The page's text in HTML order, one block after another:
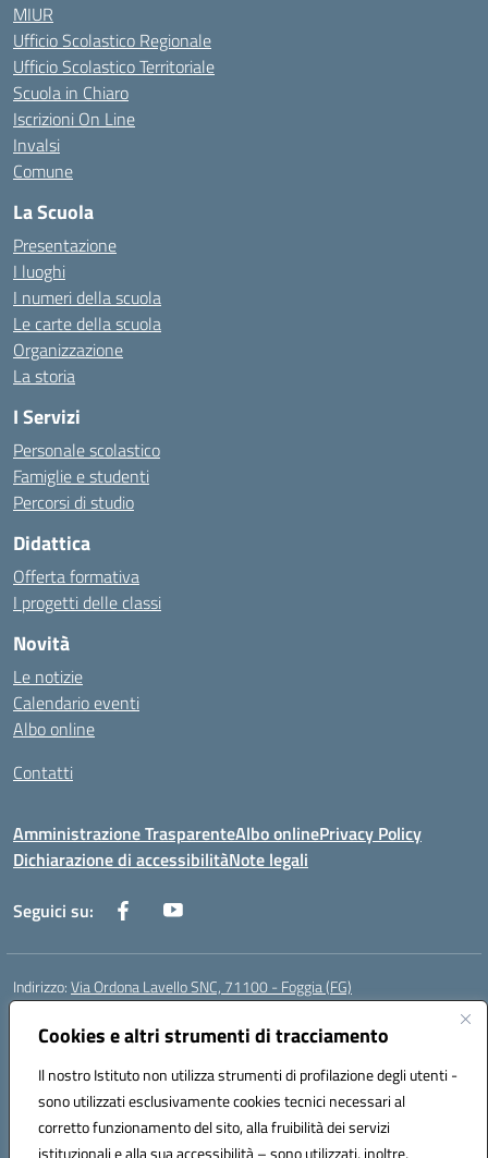
Cookies e altri strumenti di tracciamento
Il nostro Istituto non utilizza strumenti di profilazione degli utenti -
sono utilizzati esclusivamente cookies tecnici necessari al
corretto funzionamento del sito, alla fruibilità dei servizi
istituzionali e alla sua accessibilità – sono utilizzati, inoltre,
MIUR
Ufficio Scolastico Regionale
Ufficio Scolastico Territoriale
Scuola in Chiaro
Iscrizioni On Line
Invalsi
Comune
La Scuola
Presentazione
I luoghi
I numeri della scuola
Le carte della scuola
Organizzazione
La storia
I Servizi
Personale scolastico
Famiglie e studenti
Percorsi di studio
Didattica
Offerta formativa
I progetti delle classi
Novità
Le notizie
Calendario eventi
Albo online
Contatti
Amministrazione TrasparenteAlbo onlinePrivacy Policy
Dichiarazione di accessibilitàNote legali
Seguici su:
Indirizzo:Via Ordona Lavello SNC, 71100 - Foggia (FG)
Centralino:
Posta elettronica certificata (PEC):fgmm00700x@pec.istruzione.it
Codice fiscale: 80002860718
Codice meccanografico:FGMM00700X
Codice Indice delle Pubbliche Amministrazioni (IPA): istsc_fgmm00700x
Codice unico di fatturazione (CUF): UFP3H5